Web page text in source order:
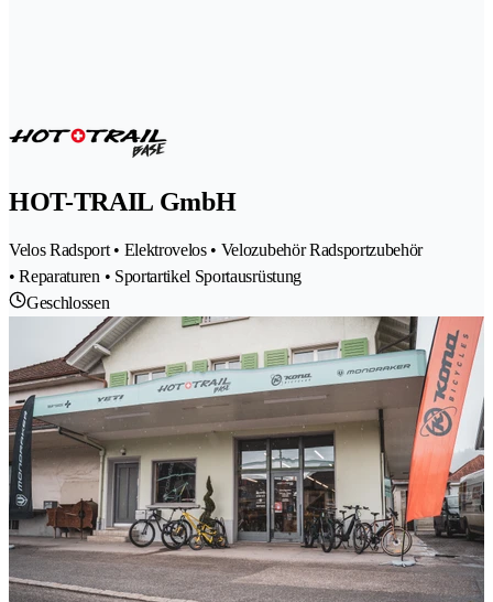
HOT-TRAIL GmbH
Velos Radsport • Elektrovelos • Velozubehör Radsportzubehör
• Reparaturen • Sportartikel Sportausrüstung
Geschlossen